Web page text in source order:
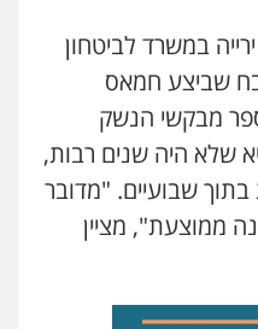
סמים מעצרים
מעצרים וחקירות
במשרד לביטחון
שביצע חמאס
מבקשי הנשק
שלא היה שנים רבות,
בקשות בתוך שבועיים. "מדובר
ממוצעת", מציין